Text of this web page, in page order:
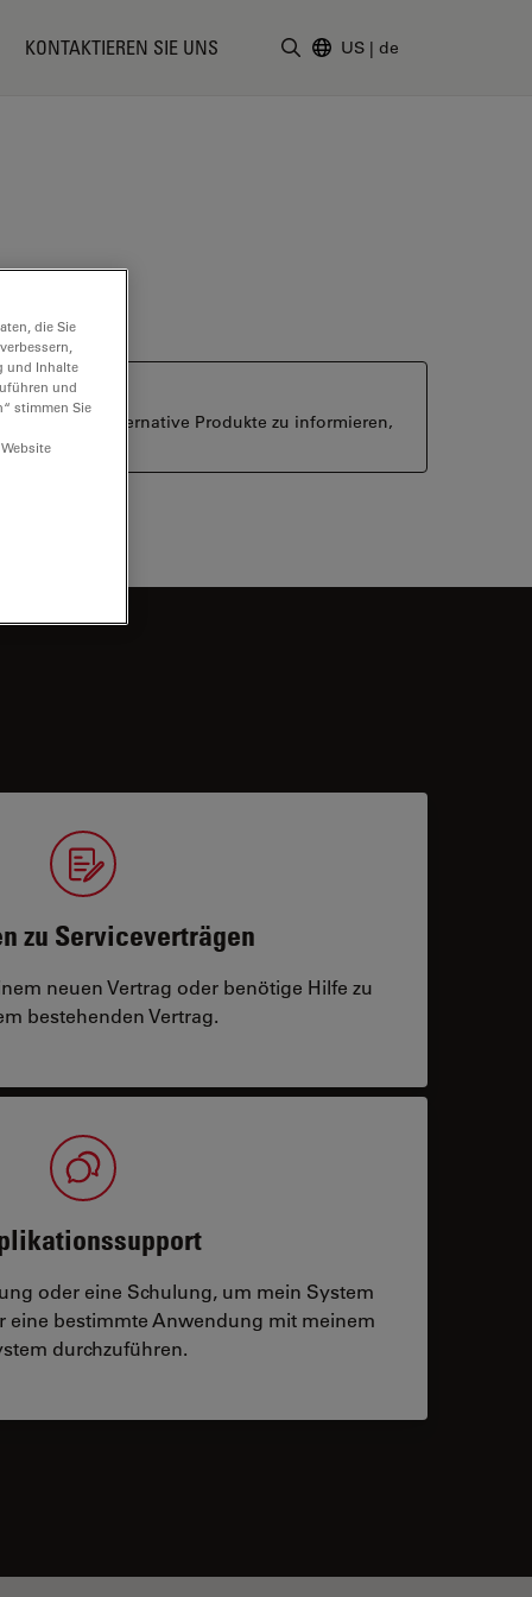
KONTAKTIEREN SIE UNS US | de
aktuelle alternative Produkte zu informieren,
zu Serviceverträgen
neuen Vertrag oder benötige Hilfe zu
bestehenden Vertrag.
oder eine Schulung, um mein System
eine bestimmte Anwendung mit meinem
durchzuführen.
die Sie
und Inhalte
und
stimmen Sie